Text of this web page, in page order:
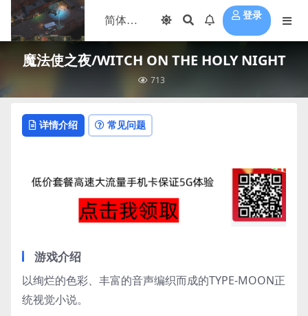
登录
魔法使之夜/WITCH ON THE HOLY NIGHT
713
详情介绍 常见问题
游戏介绍
以绚烂的色彩、丰富的音声编织而成的TYPE-MOON正
统视觉小说。